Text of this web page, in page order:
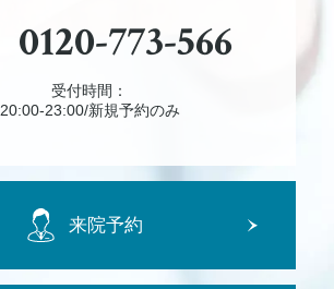
0120-773-566
受付時間：
20:00-23:00/新規予約のみ
来院予約